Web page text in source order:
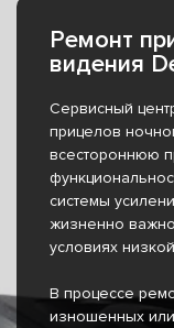
Ремонт
видения
Сервисный
прицелов
всестороннюю
системы
жизненно
условиях
В процессе
изношенных